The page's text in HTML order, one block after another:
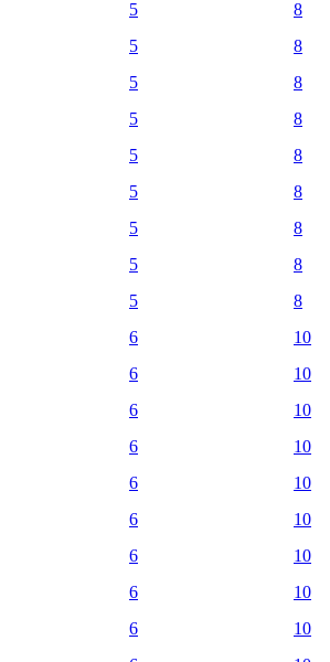
5
8
5
8
5
8
5
8
5
8
5
8
5
8
5
8
5
8
6
10
6
10
6
10
6
10
6
10
6
10
6
10
6
10
6
10